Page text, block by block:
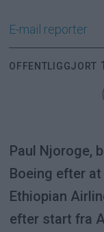
E-mail reporter
OFFENTLIGGJORT
Paul Njoroge,
Boeing efter
Ethiopian
efter start fra